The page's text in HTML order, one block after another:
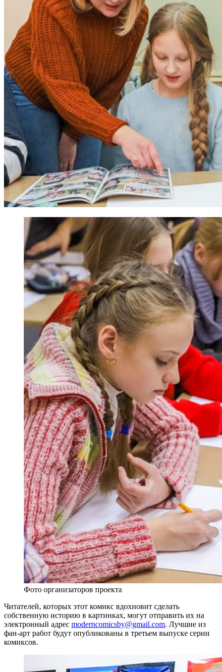
Фото организаторов проекта
Читателей, которых этот комикс вдохновит сделать
собственную историю в картинках, могут отправить их на
электронный адрес moderncomicsby@gmail.com. Лучшие из
фан-арт работ будут опубликованы в третьем выпуске серии
комиксов.